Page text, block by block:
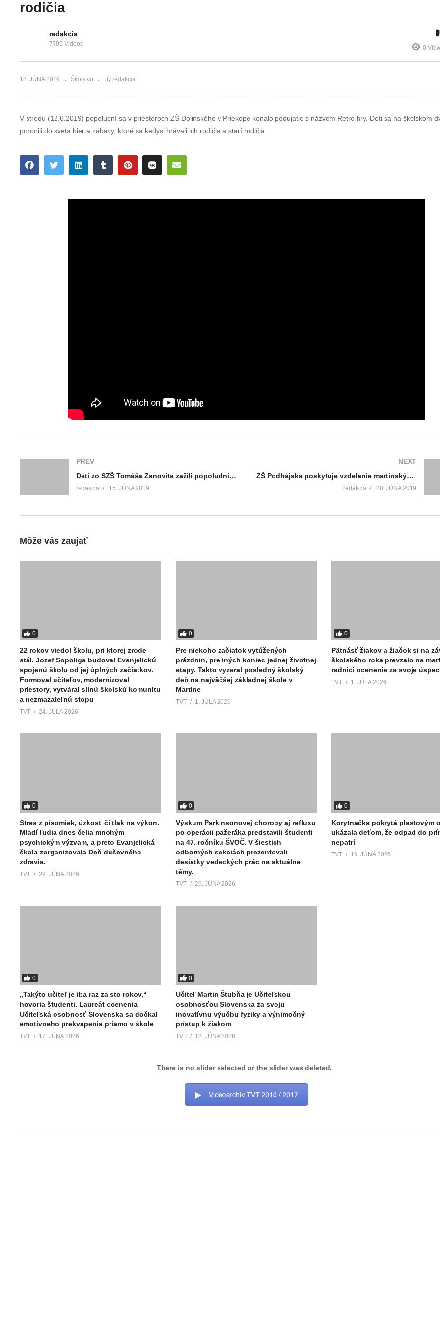
štyridsiatimi rokmi
rodičia
redakcia
7705 Videos
0
18. JÚNA 2019 Školstvo By redakcia
V stredu (12.6.2019) popoludní sa v priestoroch ZŠ Dolinského v Priekope konalo podujatie s názvom Retro hry. Deti sa na školskom
ponorili do sveta hier a zábavy, ktoré sa kedysi hrávali ich rodičia a starí rodičia.
PREV
Deti zo SZŠ Tomáša Zanovita zažili popoludnie plné hier
redakcia 15. JÚNA 2019
NEXT
ZŠ Podhájska poskytuje vzdelanie martinským deťom už šesťdesiat rokov
redakcia 20. JÚNA 2019
Môže vás zaujať
0
22 rokov viedol školu, pri ktorej zrode
stál. Jozef Sopoliga budoval Evanjelickú
spojenú školu od jej úplných začiatkov.
Formoval učiteľov, modernizoval
priestory, vytváral silnú školskú komunitu
a nezmazateľnú stopu
TVT 24. JÚLA 2026
0
Pre niekoho začiatok vytúžených
prázdnin, pre iných koniec jednej životnej
etapy. Takto vyzeral posledný školský
deň na najväčšej základnej škole v
Martine
TVT 1. JÚLA 2026
0
Pätnásť žiakov a žiačok si na
školského roka prevzalo na
radnici ocenenie za svoje
TVT 1. JÚLA 2026
0
Stres z písomiek, úzkosť či tlak na výkon.
Mladí ľudia dnes čelia mnohým
psychickým výzvam, a preto Evanjelická
škola zorganizovala Deň duševného
zdravia.
TVT 29. JÚNA 2026
0
Výskum Parkinsonovej choroby aj refluxu
po operácii pažeráka predstavili študenti
na 47. ročníku ŠVOČ. V šiestich
odborných sekciách prezentovali
desiatky vedeckých prác na aktuálne
témy.
TVT 29. JÚNA 2026
0
Korytnačka pokrytá plastovým
ukázala deťom, že odpad do
nepatrí
TVT 19. JÚNA 2026
0
„Takýto učiteľ je iba raz za sto rokov,“
hovoria študenti. Laureát ocenenia
Učiteľská osobnosť Slovenska sa dočkal
emotívneho prekvapenia priamo v škole
TVT 17. JÚNA 2026
0
Učiteľ Martin Štubňa je Učiteľskou
osobnosťou Slovenska za svoju
inovatívnu výučbu fyziky a výnimočný
prístup k žiakom
TVT 12. JÚNA 2026
There is no slider selected or the slider was deleted.